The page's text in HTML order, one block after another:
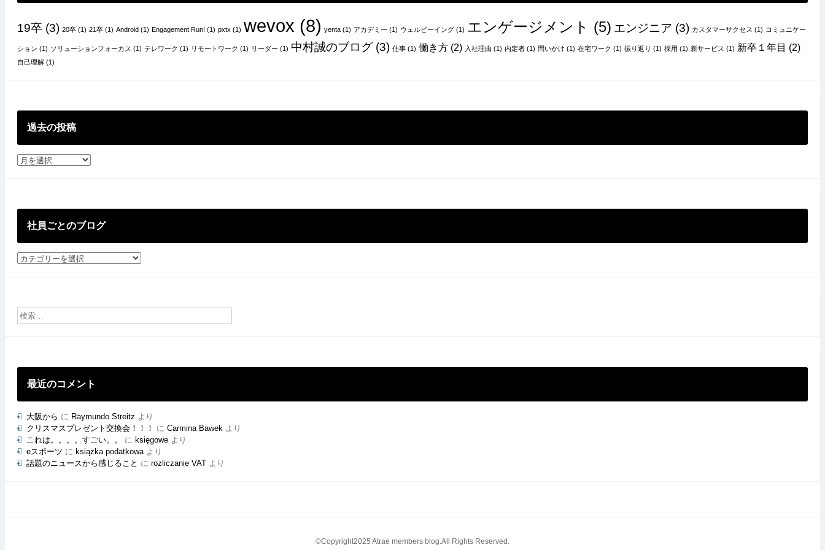
エ
ゲ
ー
19卒(3) 20卒(1) 21卒(1) Android(1) Engagement Run! (1) pxtx (1) wevox (8) yenta(1) アカデミー (1) ウェルビーイング(1) エンゲージメント (5) エンジニア (3) カスタマーサクセス (1) コミュニケー
ション (1) ソリューションフォーカス (1) テレワーク (1) リモートワーク (1) リーダー (1) 中村誠のブログ(3) 仕事(1) 働き方(2) 入社理由 (1) 内定者(1) 問いかけ (1) 在宅ワーク (1) 振り返り (1) 採用 (1) 新サービス (1) 新卒１年目 (2)
自己理解(1)
過去の投稿
過
社員ごとのブログ
社
ブ
最近のコメント
大阪から に Raymundo Streitz より
クリスマスプレゼント交換会！！！
に Carmina Bawekより
これは。。。。すごい。。
に księgoweより
eスポーツ に książka podatkowaより
話題のニュースから感じること に rozliczanie VATより
©Copyright2025 Atrae members blog.All Rights Reserved.